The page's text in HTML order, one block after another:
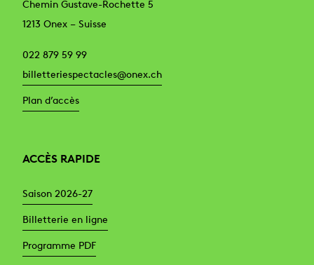
Chemin Gustave-Rochette 5
1213 Onex – Suisse
022 879 59 99
billetteriespectacles@onex.ch
Plan d’accès
ACCÈS RAPIDE
Saison 2026-27
Billetterie en ligne
Programme PDF